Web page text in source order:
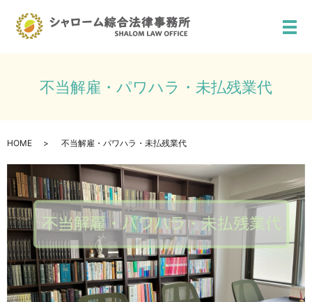
メ
不当解雇・パワハラ・未払残業代
HOME 不当解雇・パワハラ・未払残業代